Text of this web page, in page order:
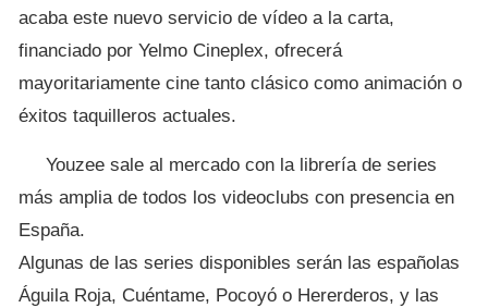
acaba este nuevo servicio de vídeo a la carta,
financiado por Yelmo Cineplex, ofrecerá
mayoritariamente cine tanto clásico como animación o
éxitos taquilleros actuales.
Youzee sale al mercado con la librería de series
más amplia de todos los videoclubs con presencia en
España.
Algunas de las series disponibles serán las españolas
Águila Roja, Cuéntame, Pocoyó o Hererderos, y las